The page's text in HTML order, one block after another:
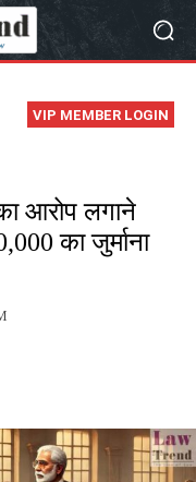
VIP MEMBER LOGIN
आरोप लगाने
का जुर्माना